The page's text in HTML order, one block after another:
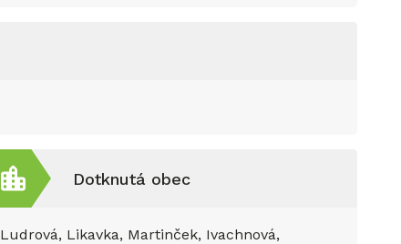
Dotknutá obec
Ludrová, Likavka, Martinček, Ivachnová,